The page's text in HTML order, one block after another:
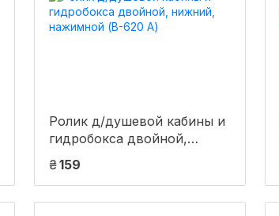
Ролик д/душевой кабины и
гидробокса двойной,
нижний, нажимной (В-620
А)
₴159